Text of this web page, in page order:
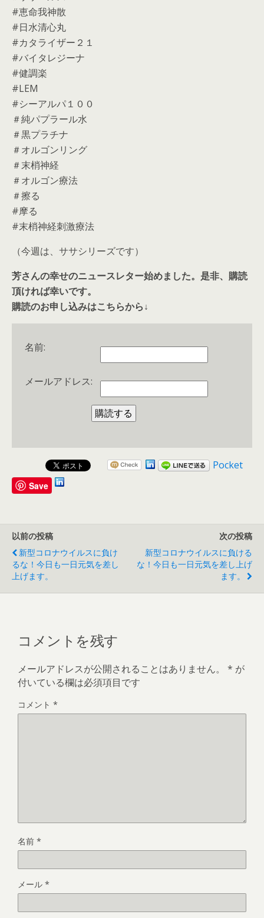
#恵命我神散
#日水清心丸
#カタライザー２１
#バイタレジーナ
#健調楽
#LEM
#シーアルパ１００
＃純パプラール水
＃黒プラチナ
＃オルゴンリング
＃末梢神経
＃オルゴン療法
＃擦る
#摩る
#末梢神経刺激療法
（今週は、ササシリーズです）
芳さんの幸せのニュースレター始めました。是非、購読
頂ければ幸いです。
購読のお申し込みはこちらから↓
名前:
メールアドレス:
Pocket
Save
以前の投稿
新型コロナウイルスに負け
るな！今日も一日元気を差し
上げます。
次の投稿
新型コロナウイルスに負ける
な！今日も一日元気を差し上げ
ます。
コメントを残す
メールアドレスが公開されることはありません。 * が
付いている欄は必須項目です
コメント *
名前 *
メール *